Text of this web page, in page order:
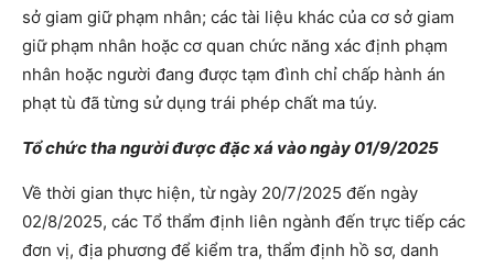
sở giam giữ phạm nhân; các tài liệu khác của cơ sở giam
giữ phạm nhân hoặc cơ quan chức năng xác định phạm
nhân hoặc người đang được tạm đình chỉ chấp hành án
phạt tù đã từng sử dụng trái phép chất ma túy.
Tổ chức tha người được đặc xá vào ngày 01/9/2025
Về thời gian thực hiện, từ ngày 20/7/2025 đến ngày
02/8/2025, các Tổ thẩm định liên ngành đến trực tiếp các
đơn vị, địa phương để kiểm tra, thẩm định hồ sơ, danh